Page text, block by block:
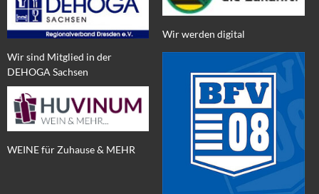
Wir sind Mitglied in der
DEHOGA Sachsen
WEINE für Zuhause & MEHR
Wir werden digital